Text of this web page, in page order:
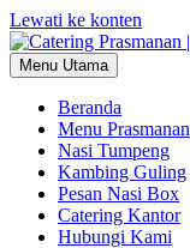
Lewati ke konten
Menu Utama
Beranda
Menu Prasmanan
Nasi Tumpeng
Kambing Guling
Pesan Nasi Box
Catering Kantor
Hubungi Kami